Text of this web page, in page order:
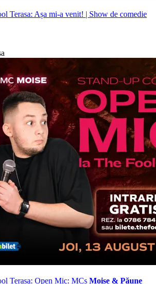
Terasa: Așa mi-a venit! | Show de comedie
Terasa: Open Mic: MCs Moise & Păune